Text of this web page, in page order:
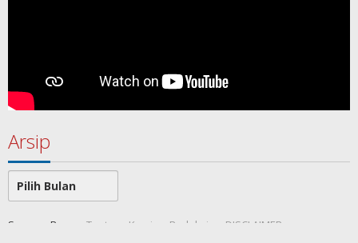
Arsip
Arsip
SamawaRea Tentang Kami Redaksi
DISCLAIMER